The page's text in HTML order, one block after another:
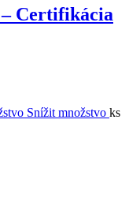
Certifikácia
Snížit množstvo ks